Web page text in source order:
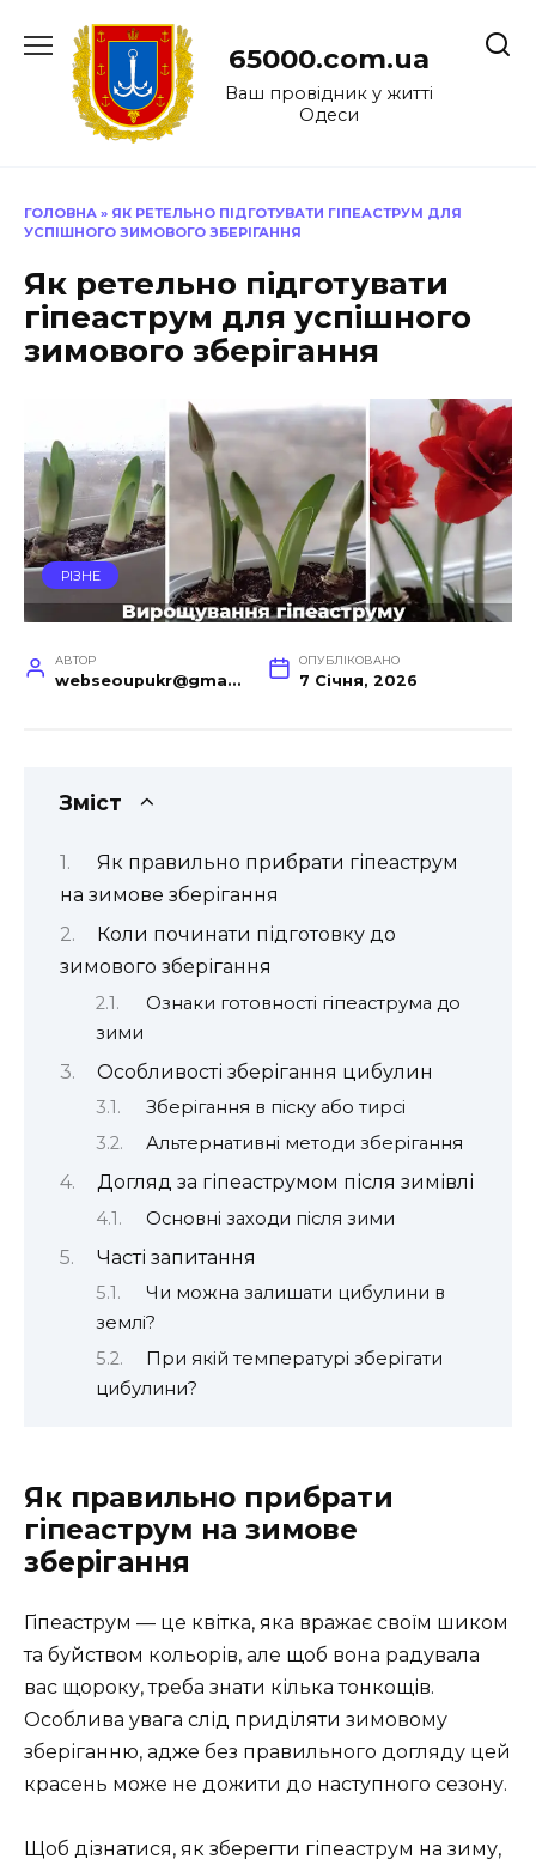
до
65000.com.ua
Ваш провідник у житті
Одеси
ГОЛОВНА » ЯК РЕТЕЛЬНО ПІДГОТУВАТИ ГІПЕАСТРУМ ДЛЯ
УСПІШНОГО ЗИМОВОГО ЗБЕРІГАННЯ
Як ретельно підготувати
гіпеаструм для успішного
зимового зберігання
РІЗНЕ
АВТОР
webseoupukr@gmail.com
ОПУБЛІКОВАНО
7 Січня, 2026
Зміст
Як правильно прибрати гіпеаструм
на зимове зберігання
Коли починати підготовку до
зимового зберігання
Ознаки готовності гіпеаструма до
зими
Особливості зберігання цибулин
Зберігання в піску або тирсі
Альтернативні методи зберігання
Догляд за гіпеаструмом після зимівлі
Основні заходи після зими
Часті запитання
Чи можна залишати цибулини в
землі?
При якій температурі зберігати
цибулини?
Як правильно прибрати
гіпеаструм на зимове
зберігання
Гіпеаструм — це квітка, яка вражає своїм шиком
та буйством кольорів, але щоб вона радувала
вас щороку, треба знати кілька тонкощів.
Особлива увага слід приділяти зимовому
зберіганню, адже без правильного догляду цей
красень може не дожити до наступного сезону.
Щоб дізнатися, як зберегти гіпеаструм на зиму,